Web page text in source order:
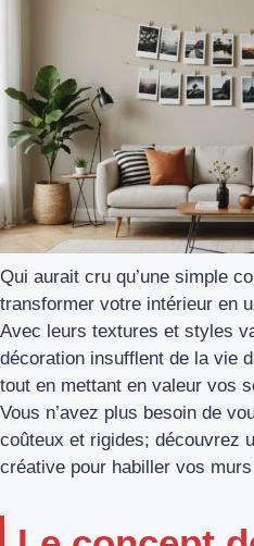
Qui aurait cru qu’une simple
transformer votre intérieur en
Avec leurs textures et styles
décoration insufflent de la vie
tout en mettant en valeur vos
Vous n’avez plus besoin de
coûteux et rigides; découvrez
créative pour habiller vos